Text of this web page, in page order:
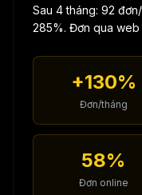
Sau 4 tháng: 92
285%. Đơn qua web
+130%
Đơn/tháng
58%
Đơn online